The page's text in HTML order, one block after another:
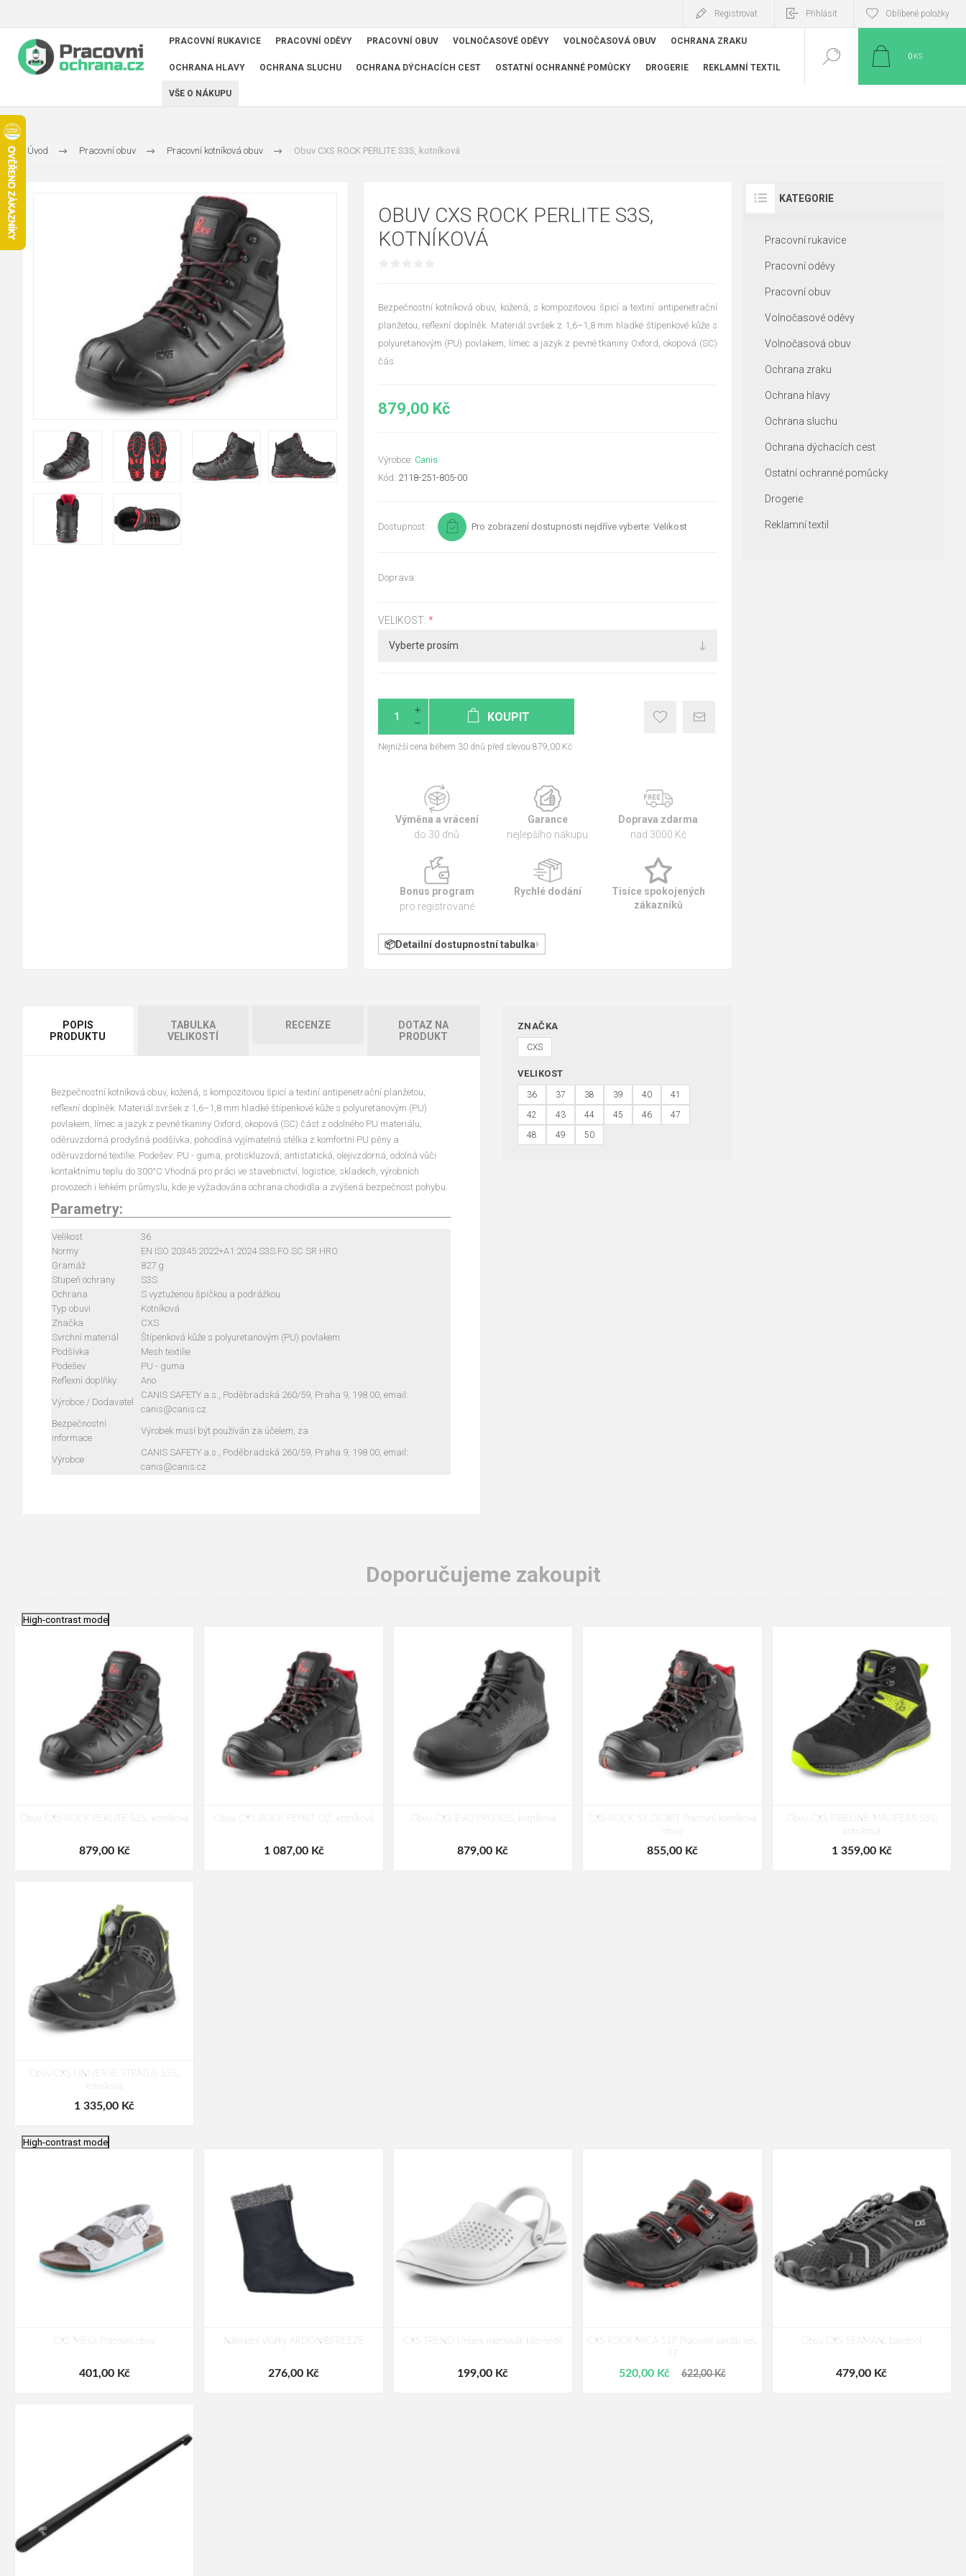
Registrovat Přihlásit Oblíbené položky
PRACOVNÍ RUKAVICE PRACOVNÍ ODĚVY PRACOVNÍ OBUV VOLNOČASOVÉ ODĚVY VOLNOČASOVÁ OBUV OCHRANA ZRAKU
OCHRANA HLAVY OCHRANA SLUCHU OCHRANA DÝCHACÍCH CEST OSTATNÍ OCHRANNÉ POMŮCKY DROGERIE REKLAMNÍ TEXTIL
VŠE O NÁKUPU
0 KS
Úvod Pracovní obuv Pracovní kotníková obuv Obuv CXS ROCK PERLITE S3S, kotníková
OBUV CXS ROCK PERLITE S3S,
KOTNÍKOVÁ
Bezpečnostní kotníková obuv, kožená, s kompozitovou špicí a textiní antipenetrační
planžetou, reflexní doplněk. Materiál:svršek z 1,6–1,8 mm hladké štípenkové kůže s
polyuretanovým (PU) povlakem, límec a jazyk z pevné tkaniny Oxford, okopová (SC)
čás
879,00 Kč
Výrobce: Canis
Kód: 2118-251-805-00
Dostupnost: Pro zobrazení dostupnosti nejdříve vyberte: Velikost
Doprava:
VELIKOST: *
KOUPIT
Nejnižší cena během 30 dnů před slevou:879,00 Kč
Výměna a vrácení
do 30 dnů
Garance
nejlepšího nákupu
Doprava zdarma
nad 3000 Kč
Bonus program
pro registrované
Rychlé dodání
Tisíce spokojených
zákazníků
Detailní dostupnostní tabulka
POPIS
PRODUKTU
TABULKA
VELIKOSTÍ
RECENZE
DOTAZ NA
PRODUKT
Bezpečnostní kotníková obuv, kožená, s kompozitovou špicí a textiní antipenetrační planžetou,
reflexní doplněk. Materiál:svršek z 1,6–1,8 mm hladké štípenkové kůže s polyuretanovým (PU)
povlakem, límec a jazyk z pevné tkaniny Oxford, okopová (SC) část z odolného PU materiálu,
oděruvzdorná prodyšná podšívka, pohodlná vyjímatelná stélka z komfortní PU pěny a
oděruvzdorné textilie. Podešev: PU - guma, protiskluzová, antistatická, olejivzdorná, odolná vůči
kontaktnímu teplu do 300°C Vhodná pro práci ve stavebnictví, logistice, skladech, výrobních
provozech i lehkém průmyslu, kde je vyžadována ochrana chodidla a zvýšená bezpečnost pohybu.
Parametry:
Velikost
36
Normy
EN ISO 20345:2022+A1:2024 S3S FO SC SR HRO
Gramáž
827 g
Stupeň ochrany
S3S
Ochrana
S vyztuženou špičkou a podrážkou
Typ obuvi
Kotníková
Značka
CXS
Svrchní materiál
Štípenková kůže s polyuretanovým (PU) povlakem
Podšívka
Mesh textilie
Podešev
PU - guma
Reflexní doplňky
Ano
Výrobce / Dodavatel
CANIS SAFETY a.s., Poděbradská 260/59, Praha 9, 198 00, email:
canis@canis.cz
Bezpečnostní
informace
Výrobek musí být používán za účelem, za
Výrobce
CANIS SAFETY a.s., Poděbradská 260/59, Praha 9, 198 00, email:
canis@canis.cz
ZNAČKA
CXS
VELIKOST
36 37 38 39 40
41
42
43 44 45 46
47
48
49 50
KATEGORIE
Pracovní rukavice
Pracovní oděvy
Pracovní obuv
Volnočasové oděvy
Volnočasová obuv
Ochrana zraku
Ochrana hlavy
Ochrana sluchu
Ochrana dýchacích cest
Ostatní ochranné pomůcky
Drogerie
Reklamní textil
Doporučujeme zakoupit
High-contrast mode
Obuv CXS ROCK PERLITE S3S, kotníková
879,00 Kč
Obuv CXS ROCK PEPRIT O2, kotníková
1 087,00 Kč
Obuv CXS EVO PRO S3S, kotníková
879,00 Kč
CXS ROCK S3 DIORIT Pracovní kotníková
obuv
855,00 Kč
Obuv CXS FIBELINE MALIFERA S3S,
kotníková
1 359,00 Kč
Obuv CXS UNIVERSE STRATUS S3S,
kotníková
1 335,00 Kč
High-contrast mode
CXS MEGI Pracovní obuv
401,00 Kč
Náhradní vložky ARDON®FREEZE
276,00 Kč
CXS TREND Unisex nazouvák bílo-šedý
199,00 Kč
CXS ROCK MICA S1P Pracovní sandál vel.
37
520,00 Kč 622,00 Kč
Obuv CXS SEAMAN, barefoot
479,00 Kč